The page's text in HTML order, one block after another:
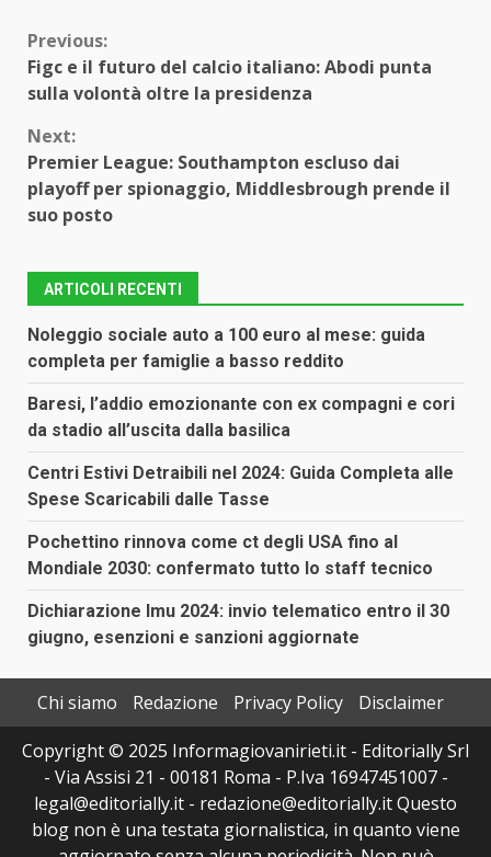
Continue
Reading
Previous:
Figc e il futuro del calcio italiano: Abodi punta
sulla volontà oltre la presidenza
Next:
Premier League: Southampton escluso dai
playoff per spionaggio, Middlesbrough prende il
suo posto
ARTICOLI RECENTI
Noleggio sociale auto a 100 euro al mese: guida
completa per famiglie a basso reddito
Baresi, l’addio emozionante con ex compagni e cori
da stadio all’uscita dalla basilica
Centri Estivi Detraibili nel 2024: Guida Completa alle
Spese Scaricabili dalle Tasse
Pochettino rinnova come ct degli USA fino al
Mondiale 2030: confermato tutto lo staff tecnico
Dichiarazione Imu 2024: invio telematico entro il 30
giugno, esenzioni e sanzioni aggiornate
Chi siamo Redazione Privacy Policy
Disclaimer
Copyright © 2025 Informagiovanirieti.it - Editorially Srl
- Via Assisi 21 - 00181 Roma - P.Iva 16947451007 -
legal@editorially.it - redazione@editorially.it Questo
blog non è una testata giornalistica, in quanto viene